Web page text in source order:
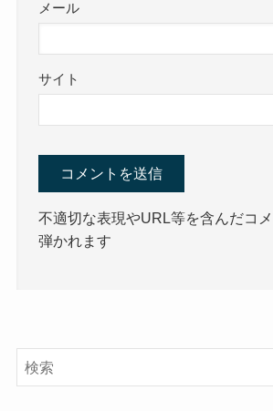
メール
サイト
不適切な表現やURL等を含んだコ
弾かれます